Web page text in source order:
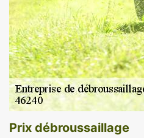
Prix débroussaillage